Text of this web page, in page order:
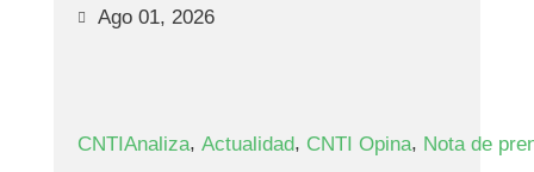
Ago 01, 2026
CNTIAnaliza, Actualidad, CNTI Opina, Nota de